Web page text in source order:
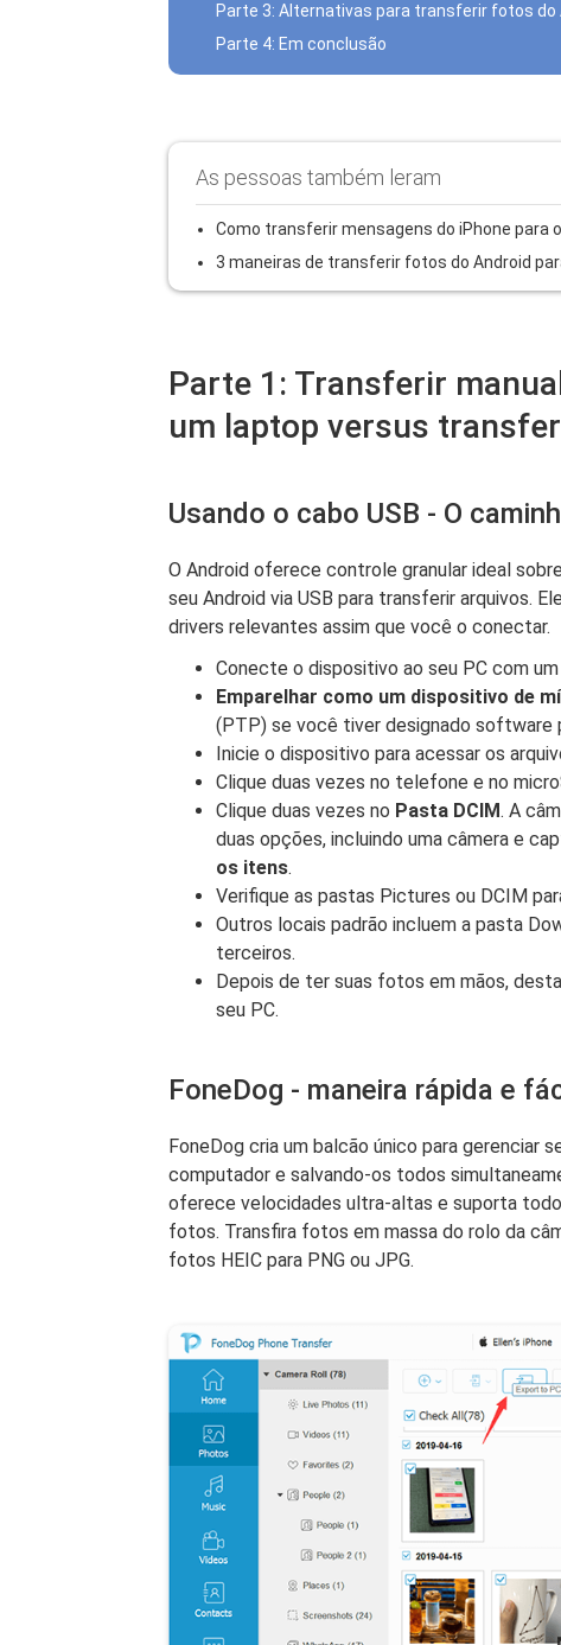
Parte 3: Alternativas para transferir fotos do
Parte 4: Em conclusão
As pessoas também leram
Como transferir mensagens do iPhone para
3 maneiras de transferir fotos do Android
Parte 1: Transferir
um laptop versus
Usando o cabo USB - O
O Android oferece controle granular ideal
seu Android via USB para transferir arquivos.
drivers relevantes assim que você o conectar.
Conecte o dispositivo ao seu PC com um
Emparelhar como um dispositivo de
(PTP) se você tiver designado software
Inicie o dispositivo para acessar os
Clique duas vezes no telefone e no
Clique duas vezes no Pasta DCIM. A
duas opções, incluindo uma câmera e
os itens.
Verifique as pastas Pictures ou DCIM
Outros locais padrão incluem a pasta
terceiros.
Depois de ter suas fotos em mãos,
seu PC.
FoneDog - maneira rápida e
FoneDog cria um balcão único para gerenciar
computador e salvando-os todos
oferece velocidades ultra-altas e suporta
fotos. Transfira fotos em massa do rolo da
fotos HEIC para PNG ou JPG.